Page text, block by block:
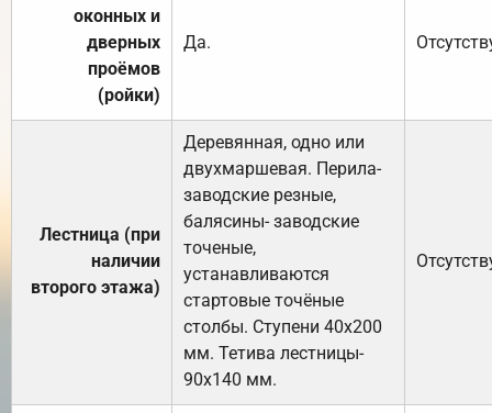
оконных и
дверных
проёмов
(ройки)
Да.
Лестница (при
наличии
второго этажа)
Деревянная, одно или
двухмаршевая. Перила-
заводские резные,
балясины- заводские
точеные,
устанавливаются
стартовые точёные
столбы. Ступени 40х200
мм. Тетива лестницы-
90х140 мм.